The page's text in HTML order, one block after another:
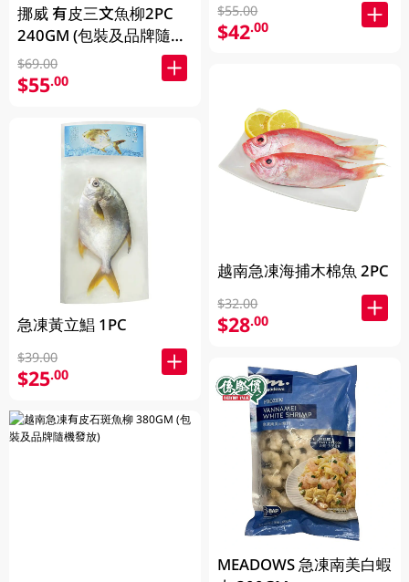
挪威 有皮三文魚柳2PC
240GM (包裝及品牌隨機
發放)
$69.00
$55.00
急凍黃立鯧 1PC
$39.00
$25.00
$55.00
$42.00
越南急凍海捕木棉魚 2PC
$32.00
$28.00
MEADOWS 急凍南美白蝦